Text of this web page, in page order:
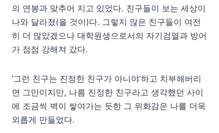
의 연봉과 맞추어 지고 있었다. 친구들이 보는 세상이
나와 달라졌(을 것이)다. 그렇지 않은 친구들이 여전
히 더 많았겠으나 대학원생으로서의 자기검열과 방어
가 점점 강해져 갔다.
‘그런 친구는 진정한 친구가 아니야’하고 치부해버리
면 그만이지만, 나름 진정한 친구라고 생각했던 사이
에 조금씩 벽이 쌓여가는 듯한 그 위화감은 나를 더욱
외롭게 만들었다.